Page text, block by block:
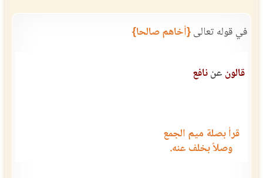
في قوله تعالى{أخاهم صالحا}
قالون عننافع
قرأ بصلة ميم الجمع
وصلاً بخلف عنه.